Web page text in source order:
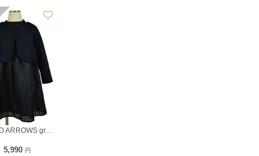
UNITED ARROWS green label relaxing
5,990 円